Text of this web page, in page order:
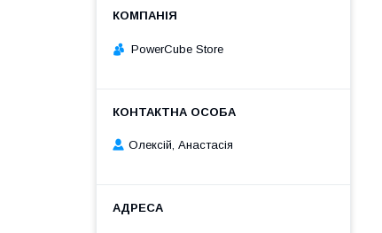
PowerCube Store
Олексій, Анастасія